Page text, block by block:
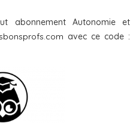
abonnement Autonomie et
avec ce code :